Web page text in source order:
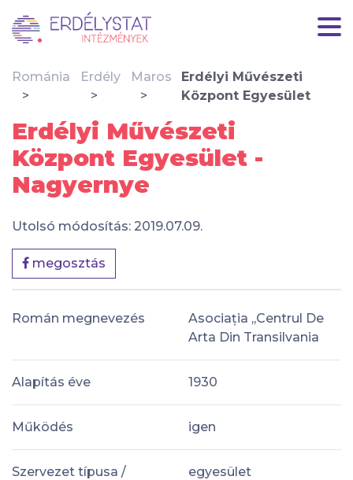
Románia Erdély Maros
Erdélyi Művészeti
Központ Egyesület
Erdélyi Művészeti
Központ Egyesület -
Nagyernye
Utolsó módosítás: 2019.07.09.
megosztás
Román megnevezés
Asociația ,,Centrul De
Arta Din Transilvania
Alapítás éve 1930
Működés igen
Szervezet típusa /
egyesület